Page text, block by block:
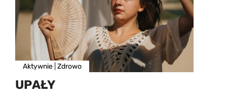
Aktywnie Zdrowo
UPAŁY